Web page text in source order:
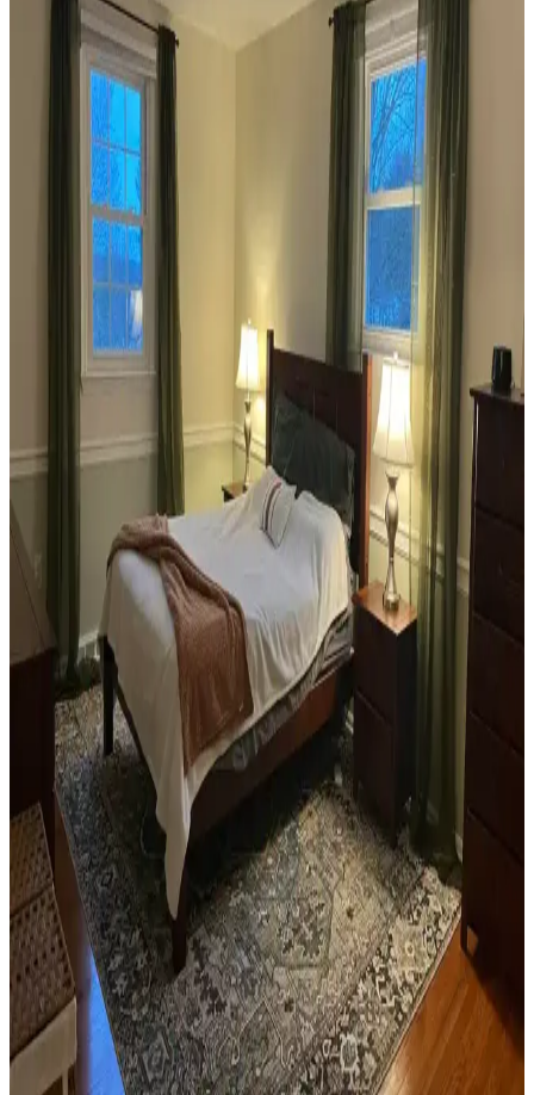
Reddit tartışması üzerinden ev dekorasyonunda renk uyumu,
mobilya yerleşimi ve aksesuar dengesi gibi unsurların yaşam
alanlarının estetik ve fonksiyonelliğini nasıl etkilediği inceleniyor.
Veranda Dekorasyonunda Bitki Seçimi, Aydınlatma
ve Mobilya Düzenlemeleriyle Estetik İyileştirme
Yöntemleri
Veranda dekorasyonunda bitkiler, halılar, aydınlatma ve mobilyaların
uyumlu kullanımı mekânı daha davetkâr ve fonksiyonel kılar. Doğru
seçimler verandanın atmosferini ve dış görünümünü güçlendirir.
Habitat'tan İkinci El Mobilya Alımı ve Ev
Dekorasyonunda Stil Oluşturma Yöntemleri
Habitat mağazalarından ikinci el mobilya alımı, ekonomik ve özgün
dekorasyon için fırsatlar sunar. Doğru seçim, temizlik ve stil
oluşturma evin atmosferini belirler.
Teal Renkli Sandalyenin Halı ve Dolapla
Uyumunda Renk Tonları ve Aksesuarların Rolü
Teal renkli sandalyenin halı ve dolapla uyumu, doğru renk tonları ve
aksesuar seçimiyle sağlanır. Halıdaki mavi-yeşil alt tonlar ve sıcak
ahşap dolap, teal rengini öne çıkarır, aksesuarlar ise denge oluşturur.
Yan Sehpa Boyama Renk Seçenekleri ve
Dekorasyon Uyumu İçin Rehber
Yan sehpa boyamada renk seçimi, mobilya ve dekorasyon uyumu
açısından önemlidir. Koyu tonlar, sıcak renkler ve doğal ahşap
görünümü seçenekleriyle estetik sonuçlar elde edilir.
Ev Kütüphanesi Yenileme: Renk, Dekorasyon ve
Konforun Dengeli Buluşması
Ev kütüphanesi yenilemesinde renklerin rahatlatıcı etkisi, kişisel
dekoratif öğeler ve konforlu mobilyalar ön plandadır. Tavan boyama
ve raf düzeni mekânın atmosferini zenginleştirir.
Yatak Odası Düzeni ve Dekorasyonunda Doğru
Yerleşim ve Tasarım İpuçları
Yatak odasında doğru mobilya yerleşimi, renk uyumu, aydınlatma
ve kişisel dokunuşlarla mekanın fonksiyonelliği ve estetiği artırılır.
Bu ipuçlarıyla odanız daha dengeli ve sıcak bir hale gelir.